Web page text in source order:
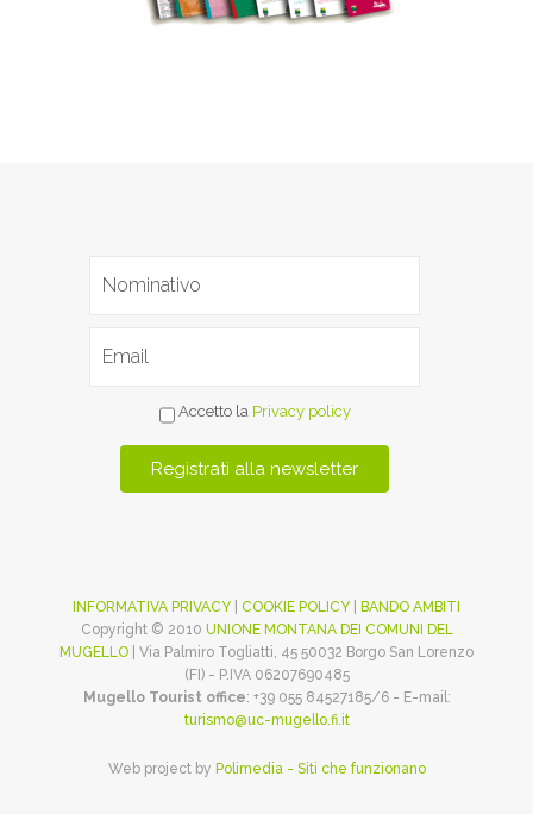
Accetto la Privacy policy
INFORMATIVA PRIVACY COOKIE POLICY
BANDO AMBITI
Copyright © 2010 UNIONE MONTANA DEI COMUNI DEL
MUGELLO | Via Palmiro Togliatti, 45 50032 Borgo San Lorenzo
(FI) - P.IVA 06207690485
Mugello Tourist office: +39 055 84527185/6 - E-mail:
turismo@uc-mugello.fi.it
Web project by Polimedia - Siti che funzionano